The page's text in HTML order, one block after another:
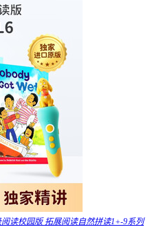
读校园版 拓展阅读自然拼读1+-9系列